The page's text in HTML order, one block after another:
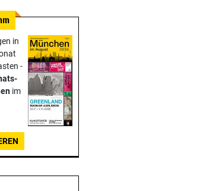
in
-
im